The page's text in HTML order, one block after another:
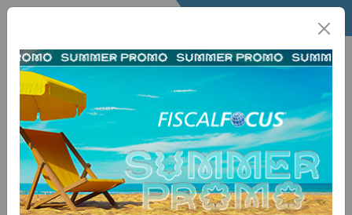
Home Lavoro Utility Lavoro Scadenze
1 giugno 2026
NPS – Denuncia mensile retributiva
e contributiva (UNIEMENS
individuale)